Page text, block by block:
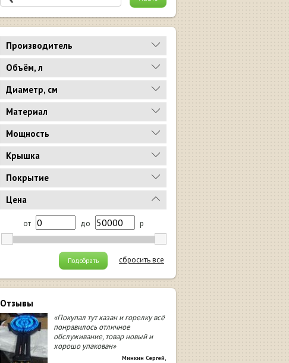
Производитель
Объём, л
Диаметр, см
Материал
Мощность
Крышка
Покрытие
Цена
от до р
сбросить все
Подобрать
Отзывы
«Покупал тут казан и горелку всё
понравилось отличное
обслуживание, товар новый и
хорошо упакован»
Минкин Сергей,